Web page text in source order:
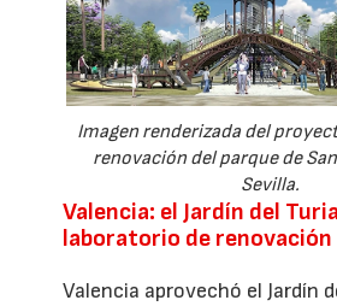
Imagen renderizada del
renovación del parque de
Sevilla.
Valencia: el Jardín del
laboratorio de renovación
Valencia aprovechó el Jardín